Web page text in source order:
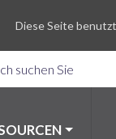
Diese Seite